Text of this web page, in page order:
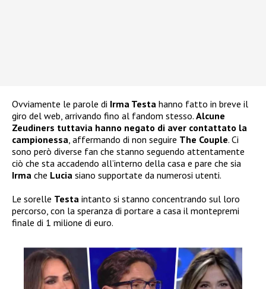
Ovviamente le parole di Irma Testa hanno fatto in breve il
giro del web, arrivando fino al fandom stesso. Alcune
Zeudiners tuttavia hanno negato di aver contattato la
campionessa, affermando di non seguire The Couple. Ci
sono però diverse fan che stanno seguendo attentamente
ciò che sta accadendo all’interno della casa e pare che sia
Irma che Lucia siano supportate da numerosi utenti.
Le sorelle Testa intanto si stanno concentrando sul loro
percorso, con la speranza di portare a casa il montepremi
finale di 1 milione di euro.